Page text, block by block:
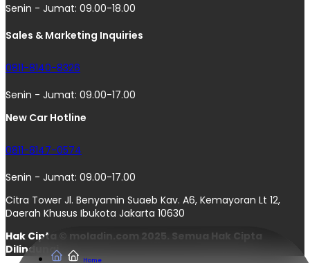
Home
Senin - Jumat: 09.00-18.00
Sales & Marketing Inquiries
0811-8140-8326
Senin - Jumat: 09.00-17.00
New Car Hotline
0811-8147-0574
Senin - Jumat: 09.00-17.00
Citra Tower Jl. Benyamin Suaeb Kav. A6, Kemayoran Lt 12,
Daerah Khusus Ibukota Jakarta 10630
Hak Cipta © moladin.com 2025. Semua Hak Cipta
Dilindungi.